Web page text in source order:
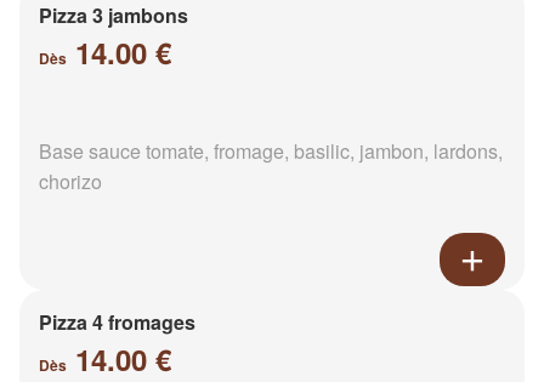
Pizza 3 jambons
Dès 14.00 €
Base sauce tomate, fromage, basilic, jambon, lardons,
chorizo
Pizza 4 fromages
Dès 14.00 €